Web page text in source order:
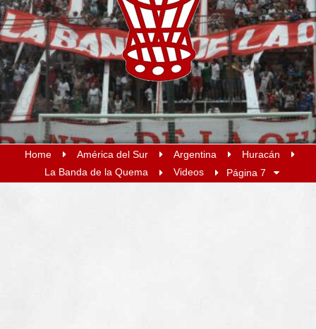
Home América del Sur Argentina
Huracán
La Banda de la Quema
Videos Página 7